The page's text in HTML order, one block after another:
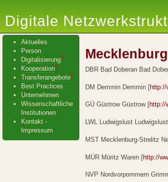
Digitale
Aktuelles
Person
Digitalisierung?
Kooperation?
Transferangebote?
Best Practices
Unternehmen
Wissenschaftliche
Institutionen
Kontakt -
Impressum
DBR Bad Doberan Bad
DM Demmin Demmin [http://
GÜ Güstrow Güstrow [http://
LWL Ludwigslust
MST Mecklenburg-Strelitz
MÜR Müritz Waren [http://
NVP Nordvorpommern